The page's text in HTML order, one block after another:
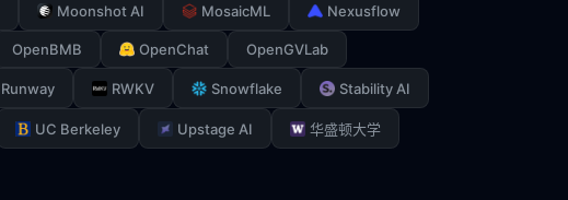
Moonshot AI MosaicML Nexusflow
OpenBMB OpenChat OpenGVLab
Runway RWKV Snowflake Stability AI
UC Berkeley Upstage AI 华盛顿大学